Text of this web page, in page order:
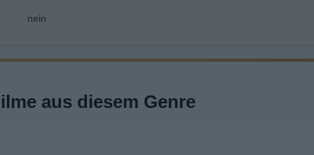
nein
aus diesem Genre